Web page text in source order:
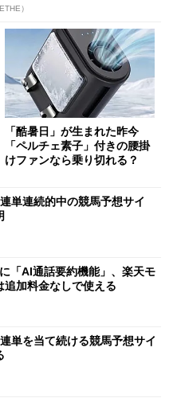
）
「酷暑日」が生まれた昨今
「ペルチェ素子」付きの腰掛
けファンなら乗り切れる？
連単連続的中の競馬予想サイ
「AI通話要約機能」、楽天モ
追加料金なしで使える
連単を当て続ける競馬予想サイ